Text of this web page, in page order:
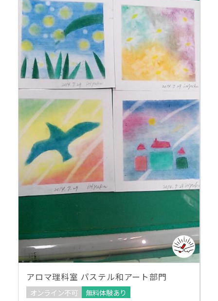
アロマ理科室 パステル和アート部門
オンライン不可 無料体験あり